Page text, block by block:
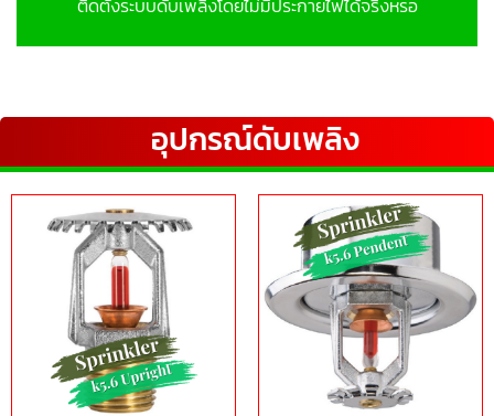
ติดตั้งระบบดับเพลิงโดยไม่มีประกายไฟได้จริงหรอ
อุปกรณ์ดับเพลิง